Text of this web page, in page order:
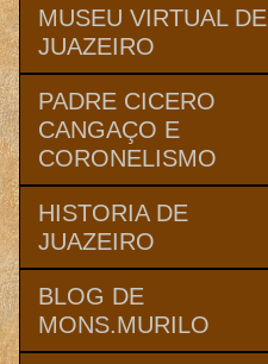
MUSEU VIRTUAL DE
JUAZEIRO
PADRE CICERO
CANGAÇO E
CORONELISMO
HISTORIA DE
JUAZEIRO
BLOG DE
MONS.MURILO